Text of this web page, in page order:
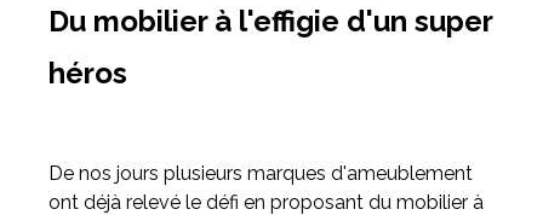
Du mobilier à l'effigie d'un super
héros
De nos jours plusieurs marques d'ameublement
ont déjà relevé le défi en proposant du mobilier à